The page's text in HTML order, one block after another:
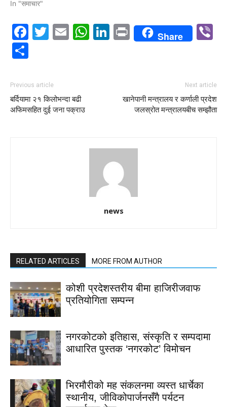
In "समाचार"
Facebook
Twitter
EmailWhatsApp
LinkedIn
PrintShare
Previous article
बर्दियामा २१ किलोभन्दा बढी
अफिमसहित दुई जना पक्राउ
Next article
खानेपानी मन्त्रालय र कर्णाली प्रदेश
जलस्रोत मन्त्रालयबीच सम्झौता
news
RELATED ARTICLES MORE FROM AUTHOR
कोशी प्रदेशस्तरीय बीमा हाजिरीजवाफ
प्रतियोगिता सम्पन्न
नगरकोटको इतिहास, संस्कृति र सम्पदामा
आधारित पुस्तक ‘नगरकोट’ विमोचन
भिरमौरीको मह संकलनमा व्यस्त धार्चेका
स्थानीय, जीविकोपार्जनसँगै पर्यटन